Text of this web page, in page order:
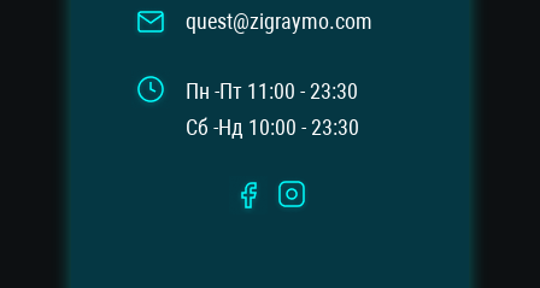
quest@zigraymo.com
Пн -Пт 11:00 - 23:30
Сб -Нд 10:00 - 23:30